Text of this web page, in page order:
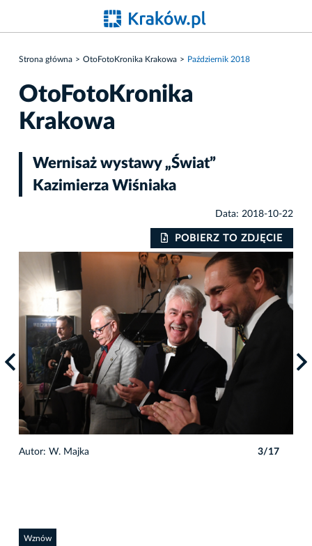
Strona główna OtoFotoKronika Krakowa Październik 2018
OtoFotoKronika
Krakowa
Wernisaż wystawy „Świat”
Kazimierza Wiśniaka
Data: 2018-10-22
POBIERZ TO ZDJĘCIE
Autor: W. Majka 3/17
Wznów